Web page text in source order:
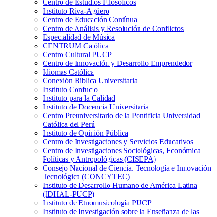
Centro de Estudios Filosóficos
Instituto Riva-Agüero
Centro de Educación Contínua
Centro de Análisis y Resolución de Conflictos
Especialidad de Música
CENTRUM Católica
Centro Cultural PUCP
Centro de Innovación y Desarrollo Emprendedor
Idiomas Católica
Conexión Bíblica Universitaria
Instituto Confucio
Instituto para la Calidad
Instituto de Docencia Universitaria
Centro Preuniversitario de la Pontificia Universidad
Católica del Perú
Instituto de Opinión Pública
Centro de Investigaciones y Servicios Educativos
Centro de Investigaciones Sociológicas, Económica
Políticas y Antropológicas (CISEPA)
Consejo Nacional de Ciencia, Tecnología e Innovación
Tecnológica (CONCYTEC)
Instituto de Desarrollo Humano de América Latina
(IDHAL-PUCP)
Instituto de Etnomusicología PUCP
Instituto de Investigación sobre la Enseñanza de las